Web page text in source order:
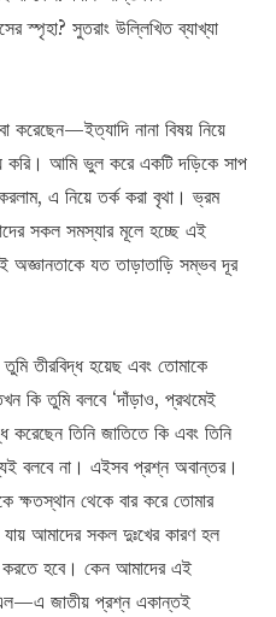
স্পৃহা? সুতরাং উল্লিখিত ব্যাখ্যা
নানা বিষয় নিয়ে
আমি ভুল করে একটি দড়িকে সাপ
এ নিয়ে তর্ক করা বৃথা। ভ্রম
সকল সমস্যার মূলে হচ্ছে এই
অজ্ঞানতাকে যত তাড়াতাড়ি সম্ভব দূর
তীরবিদ্ধ হয়েছ এবং তোমাকে
কি তুমি বলবে ‘দাঁড়াও, প্রথমেই
তিনি জাতিতে কি এবং তিনি
বলবে না। এইসব প্রশ্ন অবান্তর।
ক্ষতস্থান থেকে বার করে তোমার
আমাদের সকল দুঃখের কারণ হল
করতে হবে। কেন আমাদের এই
এল—এ জাতীয় প্রশ্ন একান্তই